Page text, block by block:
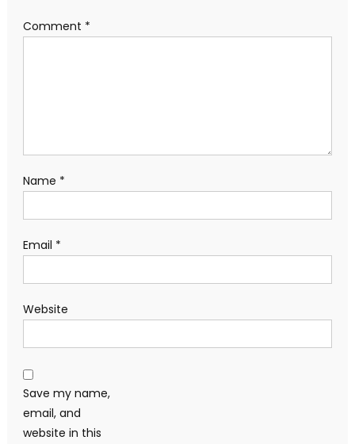
Comment *
Name *
Email *
Website
Save my name,
email, and
website in this